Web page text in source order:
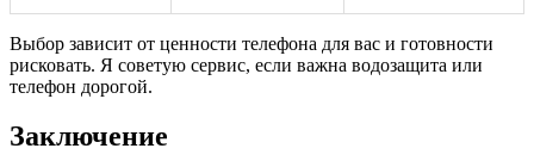
Выбор зависит от ценности телефона для вас и готовности
рисковать. Я советую сервис, если важна водозащита или
телефон дорогой.
Заключение